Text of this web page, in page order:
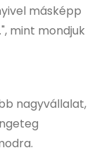
másképp
mint mondjuk
nagyvállalat,